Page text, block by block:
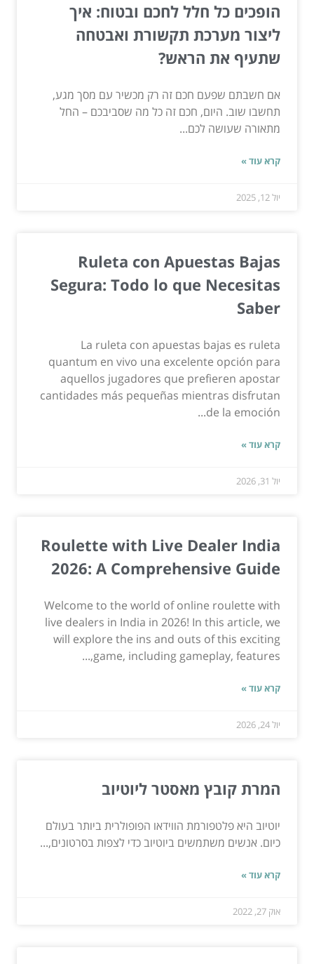
הופכים כל חלל לחכם ובטוח: איך
ליצור מערכת תקשורת ואבטחה
שתעיף את הראש?
אם חשבתם שפעם חכם זה רק מכשיר עם מסך מגע,
תחשבו שוב. היום, חכם זה כל מה שסביבכם – החל
מתאורה שעושה לכם...
קרא עוד »
יול 12, 2025
Ruleta con Apuestas Bajas
Segura: Todo lo que Necesitas
Saber
La ruleta con apuestas bajas es ruleta
quantum en vivo una excelente opción para
aquellos jugadores que prefieren apostar
cantidades más pequeñas mientras disfrutan
de la emoción...
קרא עוד »
יול 31, 2026
Roulette with Live Dealer India
2026: A Comprehensive Guide
Welcome to the world of online roulette with
live dealers in India in 2026! In this article, we
will explore the ins and outs of this exciting
game, including gameplay, features,...
קרא עוד »
יול 24, 2026
המרת קובץ מאסטר ליוטיוב
יוטיוב היא פלטפורמת הווידאו הפופולרית ביותר בעולם
כיום. אנשים משתמשים ביוטיוב כדי לצפות בסרטונים,...
קרא עוד »
אוק 27, 2022